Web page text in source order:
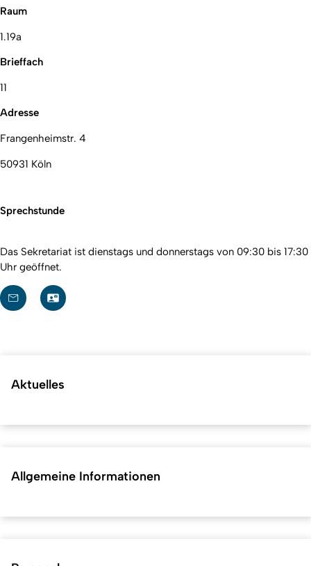
Raum
1.19a
Brieffach
11
Adresse
Frangenheimstr. 4
50931 Köln
Sprechstunde
Das Sekretariat ist dienstags und donnerstags von 09:30 bis 17:30
Uhr geöffnet.
Aktuelles
Allgemeine Informationen